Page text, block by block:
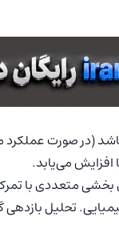
(در صورت عملکرد
می‌یابد.
بخشی متعددی با
تحلیل بازدهی